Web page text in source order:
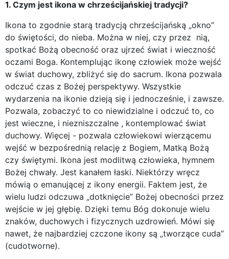
1. Czym jest ikona w chrześcijańskiej tradycji?
Ikona to zgodnie starą tradycją chrześcijańską „okno”
do świętości, do nieba. Można w niej, czy przez nią,
spotkać Bożą obecność oraz ujrzeć świat i wieczność
oczami Boga. Kontemplując ikonę człowiek może wejść
w świat duchowy, zbliżyć się do sacrum. Ikona pozwala
odczuć czas z Bożej perspektywy. Wszystkie
wydarzenia na ikonie dzieją się i jednocześnie, i zawsze.
Pozwala, zobaczyć to co niewidzialne i odczuć to, co
jest wieczne, i niezniszczalne , kontemplować świat
duchowy. Więcej - pozwala człowiekowi wierzącemu
wejść w bezpośrednią relację z Bogiem, Matką Bożą
czy świętymi. Ikona jest modlitwą człowieka, hymnem
Bożej chwały. Jest kanałem łaski. Niektórzy wręcz
mówią o emanującej z ikony energii. Faktem jest, że
wielu ludzi odczuwa „dotknięcie” Bożej obecności przez
wejście w jej głębię. Dzięki temu Bóg dokonuje wielu
znaków, duchowych i fizycznych uzdrowień. Mówi się
nawet, że najbardziej czczone ikony są „tworzące cuda”
(cudotworne).